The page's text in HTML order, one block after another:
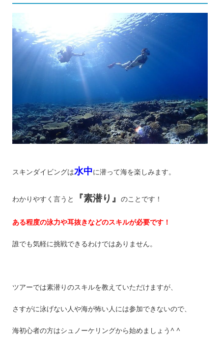
スキンダイビングは水中に潜って海を楽しみます。
わかりやすく言うと 『素潜り』 のことです！
ある程度の泳力や耳抜きなどのスキルが必要です！
誰でも気軽に挑戦できるわけではありません。
ツアーでは素潜りのスキルを教えていただけますが、
さすがに泳げない人や海が怖い人には参加できないので、
海初心者の方はシュノーケリングから始めましょう^ ^